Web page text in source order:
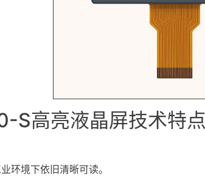
S高亮液晶屏技术特点
环境下依旧清晰可读。